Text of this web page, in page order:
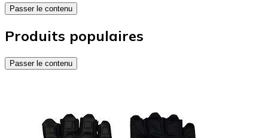
Passer le contenu
Produits populaires
Passer le contenu